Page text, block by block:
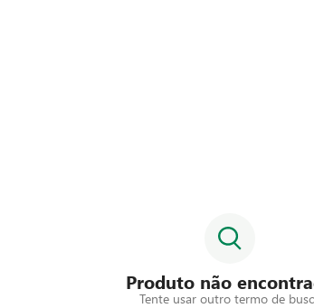
Produto não
Tente usar outro termo de